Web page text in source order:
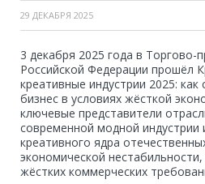
29 ДЕКАБРЯ 2025
3 декабря 2025 года в
Российской Федерации прошёл
креативные индустрии 2025: как
бизнес в условиях жёсткой
ключевые представители
современной модной индустрии
креативного ядра
экономической
жёстких коммерческих